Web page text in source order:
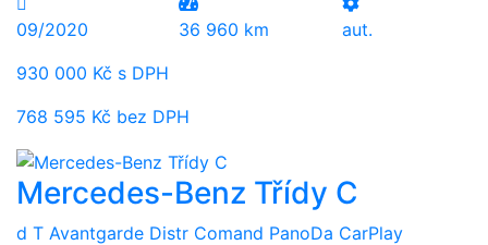
09/2020 36 960 km
aut.
930 000 Kč s DPH
768 595 Kč bez DPH
Mercedes-Benz Třídy C
d T Avantgarde Distr Comand PanoDa CarPlay